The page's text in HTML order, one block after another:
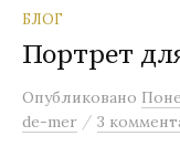
БЛОГ
Портрет
Опубликовано
de-mer / 3